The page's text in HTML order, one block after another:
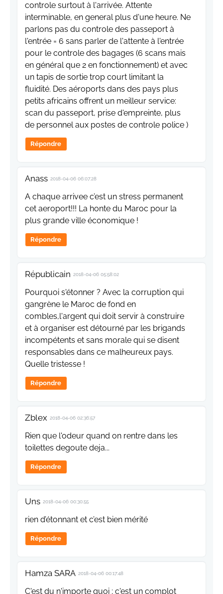
controle surtout à l'arrivée. Attente
interminable, en general plus d'une heure. Ne
parlons pas du controle des passeport à
l'entrée = 6 sans parler de l'attente à l'entrée
pour le controle des bagages (6 scans mais
en général que 2 en fonctionnement) et avec
un tapis de sortie trop court limitant la
fluidité. Des aéroports dans des pays plus
petits africains offrent un meilleur service:
scan du passeport, prise d'empreinte, plus
de personnel aux postes de controle police )
Répondre
Anass 2018-04-06 06:07:28
A chaque arrivee c’est un stress permanent
cet aeroport!!! La honte du Maroc pour la
plus grande ville économique !
Répondre
Républicain 2018-04-06 05:58:02
Pourquoi s'étonner ? Avec la corruption qui
gangrène le Maroc de fond en
combles,l'argent qui doit servir à construire
et à organiser est détourné par les brigands
incompétents et sans morale qui se disent
responsables dans ce malheureux pays.
Quelle tristesse !
Répondre
Zblex 2018-04-06 02:36:57
Rien que l'odeur quand on rentre dans les
toilettes degoute deja...
Répondre
Uns 2018-04-06 00:30:55
rien d’étonnant et c’est bien mérité
Répondre
Hamza SARA 2018-04-06 00:17:48
C'est du n'importe quoi ; c'est un complot